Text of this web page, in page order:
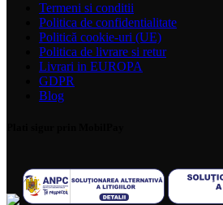
Termeni si conditii
Politica de confidentialitate
Politică cookie-uri (UE)
Politica de livrare si retur
Livrari in EUROPA
GDPR
Blog